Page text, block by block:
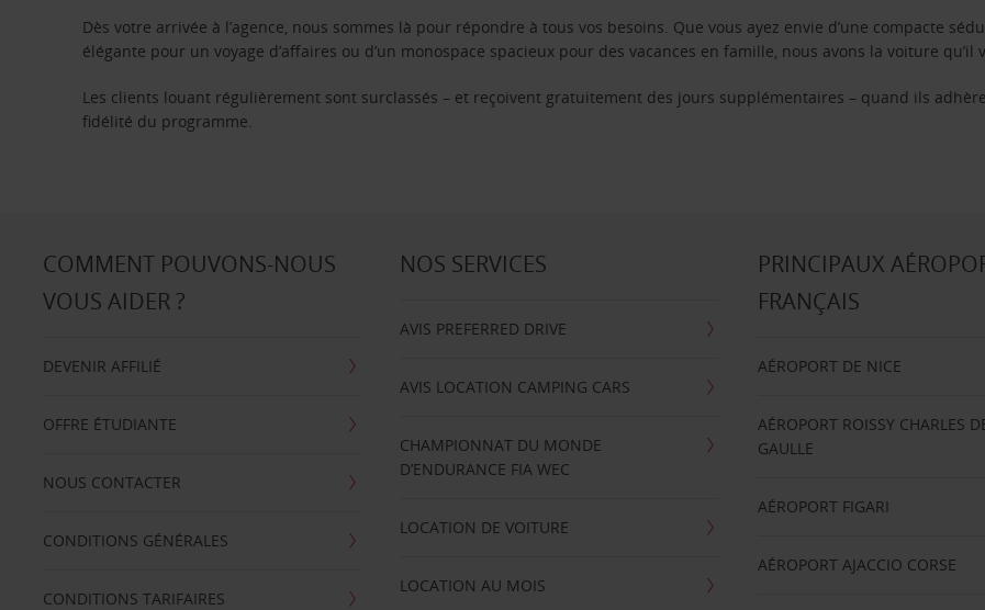
Dès votre arrivée à l’agence, nous sommes là pour répondre à tous vos besoins. Que vous ayez envie d’une compacte
élégante pour un voyage d’affaires ou d’un monospace spacieux pour des vacances en famille, nous avons la voiture qu’il
Les clients louant régulièrement sont surclassés – et reçoivent gratuitement des jours supplémentaires – quand ils
fidélité du programme.
COMMENT POUVONS-NOUS
VOUS AIDER ?
DEVENIR AFFILIÉ
OFFRE ÉTUDIANTE
NOUS CONTACTER
CONDITIONS GÉNÉRALES
CONDITIONS TARIFAIRES
NOS SERVICES
AVIS PREFERRED DRIVE
AVIS LOCATION CAMPING CARS
CHAMPIONNAT DU MONDE
D’ENDURANCE FIA WEC
LOCATION DE VOITURE
LOCATION AU MOIS
PRINCIPAUX
FRANÇAIS
AÉROPORT DE NICE
AÉROPORT ROISSY CHARLES
GAULLE
AÉROPORT FIGARI
AÉROPORT AJACCIO CORSE